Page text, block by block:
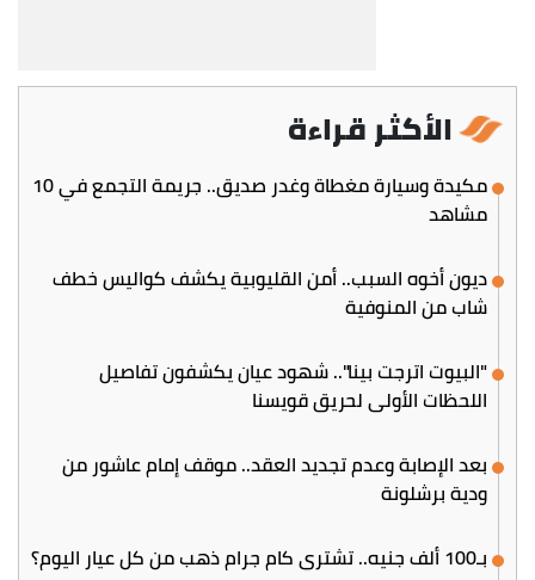
الأكثر قراءة
مكيدة وسيارة مغطاة وغدر صديق.. جريمة التجمع في 10
مشاهد
ديون أخوه السبب.. أمن القليوبية يكشف كواليس خطف
شاب من المنوفية
"البيوت اترجت بينا".. شهود عيان يكشفون تفاصيل
اللحظات الأولى لحريق قويسنا
بعد الإصابة وعدم تجديد العقد.. موقف إمام عاشور من
ودية برشلونة
بـ100 ألف جنيه.. تشتري كام جرام ذهب من كل عيار اليوم؟